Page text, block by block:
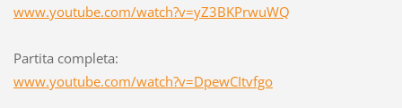
www.youtube.com/watch?v=yZ3BKPrwuWQ
Partita completa:
www.youtube.com/watch?v=DpewCItvfgo